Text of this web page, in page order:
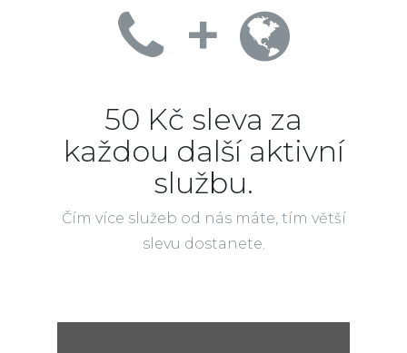
+
50 Kč sleva za
každou další aktivní
službu.
Čím více služeb od nás máte, tím větší
slevu dostanete.